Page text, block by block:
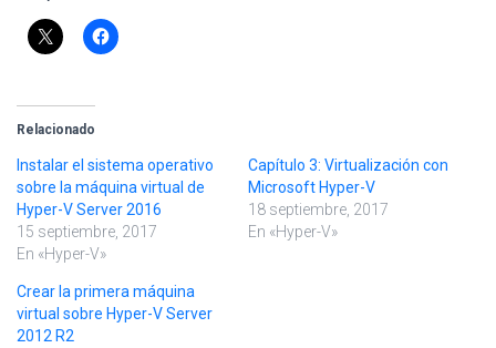
Relacionado
Instalar el sistema operativo
sobre la máquina virtual de
Hyper-V Server 2016
15 septiembre, 2017
En «Hyper-V»
Capítulo 3: Virtualización con
Microsoft Hyper-V
18 septiembre, 2017
En «Hyper-V»
Crear la primera máquina
virtual sobre Hyper-V Server
2012 R2